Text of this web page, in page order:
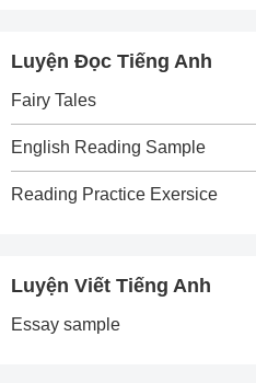
Luyện Đọc Tiếng Anh
Fairy Tales
English Reading Sample
Reading Practice Exersice
Luyện Viết Tiếng Anh
Essay sample